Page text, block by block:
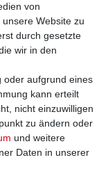
von
Website zu
durch gesetzte
wir in den
oder aufgrund eines
kann erteilt
nicht einzuwilligen
zu ändern oder
und weitere
Daten in unserer